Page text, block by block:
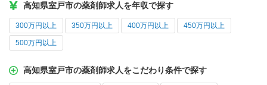
高知県室戸市の薬剤師求人を年収で探す
300万円以上 350万円以上 400万円以上 450万円以上
500万円以上
高知県室戸市の薬剤師求人をこだわり条件で探す